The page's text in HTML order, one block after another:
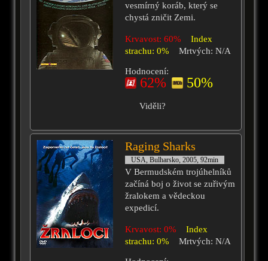
vesmírný koráb, který se
chystá zničit Zemi.
Krvavost: 60%
Index
strachu: 0%
Mrtvých: N/A
Hodnocení:
62% 50%
Viděli?
Raging Sharks
USA, Bulharsko, 2005, 92min
V Bermudském trojúhelníků
začíná boj o život se zuřivým
žralokem a vědeckou
expedicí.
Krvavost: 0%
Index
strachu: 0%
Mrtvých: N/A